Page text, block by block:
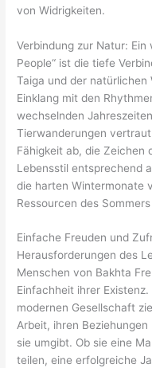
von Widrigkeiten.
Verbindung zur Natur:
People“ ist die tiefe
Taiga und der natürlichen
Einklang mit den
wechselnden
Tierwanderungen
Fähigkeit ab, die Zeichen
Lebensstil entsprechend
die harten Wintermonate
Ressourcen des
Einfache Freuden und
Herausforderungen des
Menschen von Bakhta
Einfachheit ihrer
modernen Gesellschaft
Arbeit, ihren
sie umgibt. Ob sie eine
teilen, eine erfolgreiche